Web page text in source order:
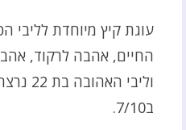
עוגת קיץ מיוחדת לליבי
החיים, אהבה לרקוד,
וליבי
ב7/10.